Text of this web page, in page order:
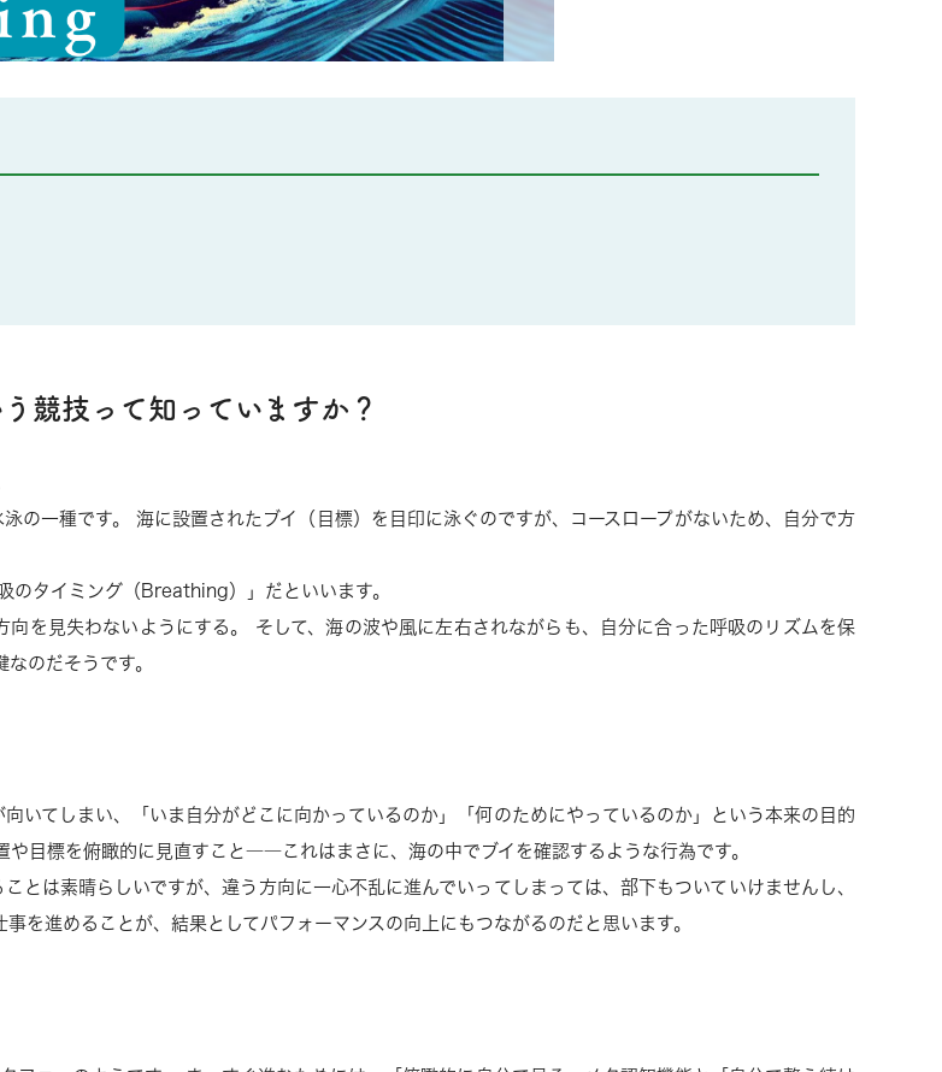
競技って知っていますか？
の一種です。 海に設置されたブイ（目標）を目印に泳ぐのですが、コースロープがないため、自分で方
のタイミング（Breathing）」だといいます。
を見失わないようにする。 そして、海の波や風に左右されながらも、自分に合った呼吸のリズムを保
のだそうです。
いてしまい、「いま自分がどこに向かっているのか」「何のためにやっているのか」という本来の目的
目標を俯瞰的に見直すこと――これはまさに、海の中でブイを確認するような行為です。
とは素晴らしいですが、違う方向に一心不乱に進んでいってしまっては、部下もついていけませんし、
を進めることが、結果としてパフォーマンスの向上にもつながるのだと思います。